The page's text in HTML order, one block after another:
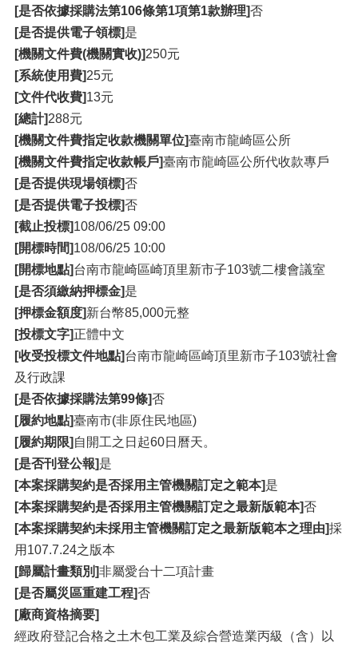
[是否依據採購法第106條第1項第1款辦理]否
[是否提供電子領標]是
[機關文件費(機關實收)]250元
[系統使用費]25元
[文件代收費]13元
[總計]288元
[機關文件費指定收款機關單位]臺南市龍崎區公所
[機關文件費指定收款帳戶]臺南市龍崎區公所代收款專戶
[是否提供現場領標]否
[是否提供電子投標]否
[截止投標]108/06/25 09:00
[開標時間]108/06/25 10:00
[開標地點]台南市龍崎區崎頂里新市子103號二樓會議室
[是否須繳納押標金]是
[押標金額度]新台幣85,000元整
[投標文字]正體中文
[收受投標文件地點]台南市龍崎區崎頂里新市子103號社會
及行政課
[是否依據採購法第99條]否
[履約地點]臺南市(非原住民地區)
[履約期限] 自開工之日起60日曆天。
[是否刊登公報]是
[本案採購契約是否採用主管機關訂定之範本]是
[本案採購契約是否採用主管機關訂定之最新版範本]否
[本案採購契約未採用主管機關訂定之最新版範本之理由]採
用107.7.24之版本
[歸屬計畫類別]非屬愛台十二項計畫
[是否屬災區重建工程]否
[廠商資格摘要]
經政府登記合格之土木包工業及綜合營造業丙級（含）以